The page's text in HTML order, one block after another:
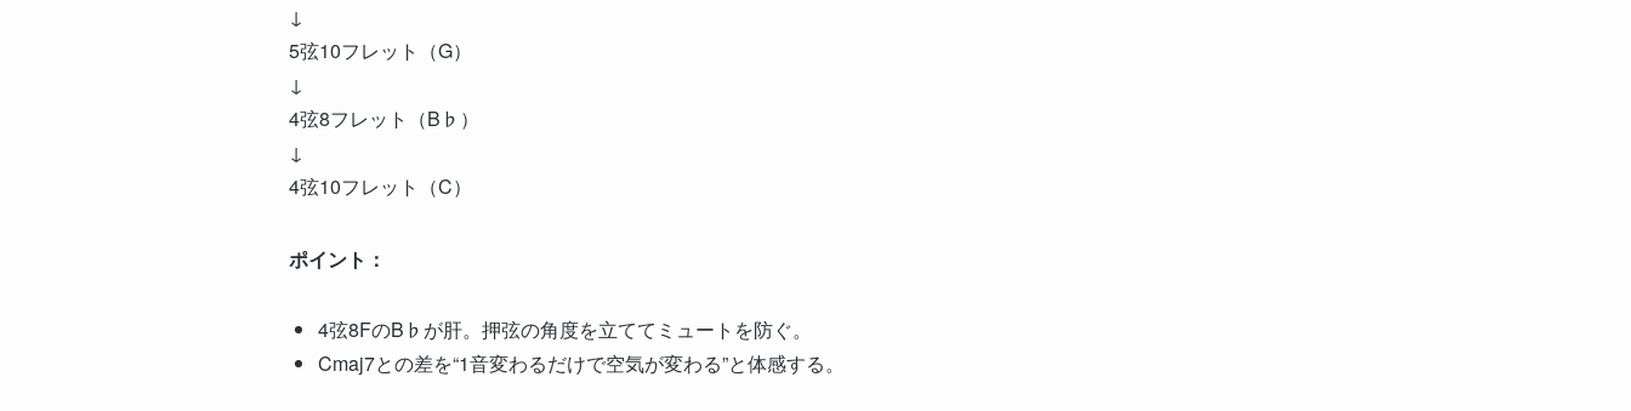
↓
5弦10フレット（G）
↓
4弦8フレット（B♭）
↓
4弦10フレット（C）
ポイント：
4弦8FのB♭が肝。押弦の角度を立ててミュートを防ぐ。
Cmaj7との差を“1音変わるだけで空気が変わる”と体感する。